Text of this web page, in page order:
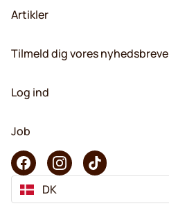
Artikler
Tilmeld dig vores nyhedsbreve
Log ind
Job
DK